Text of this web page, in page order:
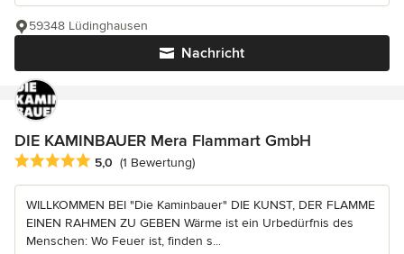
Nachricht
59348 Lüdinghausen
DIE KAMINBAUER Mera Flammart GmbH
Durchschnittliche Bewertung: 5 von 5 Sternen
5,0 (1 Bewertung)
WILLKOMMEN BEI "Die Kaminbauer" DIE KUNST, DER FLAMME
EINEN RAHMEN ZU GEBEN Wärme ist ein Urbedürfnis des
Menschen: Wo Feuer ist, finden s...